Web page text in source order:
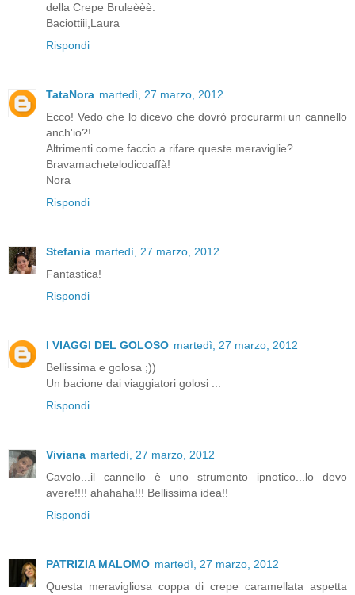
della Crepe Bruleèèè.
Baciottiii,Laura
Rispondi
TataNora martedì, 27 marzo, 2012
Ecco! Vedo che lo dicevo che dovrò procurarmi un cannello
anch'io?!
Altrimenti come faccio a rifare queste meraviglie?
Bravamachetelodicoaffà!
Nora
Rispondi
Stefania martedì, 27 marzo, 2012
Fantastica!
Rispondi
I VIAGGI DEL GOLOSO martedì, 27 marzo, 2012
Bellissima e golosa ;))
Un bacione dai viaggiatori golosi ...
Rispondi
Viviana martedì, 27 marzo, 2012
Cavolo...il cannello è uno strumento ipnotico...lo devo
avere!!!! ahahaha!!! Bellissima idea!!
Rispondi
PATRIZIA MALOMO martedì, 27 marzo, 2012
Questa meravigliosa coppa di crepe caramellata aspetta